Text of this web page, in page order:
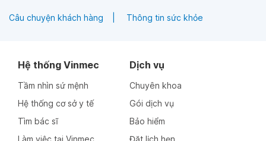
Câu chuyện khách hàng Thông tin sức khỏe
Hệ thống Vinmec
Tầm nhìn sứ mệnh
Hệ thống cơ sở y tế
Tìm bác sĩ
Làm việc tại Vinmec
Dịch vụ
Chuyên khoa
Gói dịch vụ
Bảo hiểm
Đặt lịch hẹn